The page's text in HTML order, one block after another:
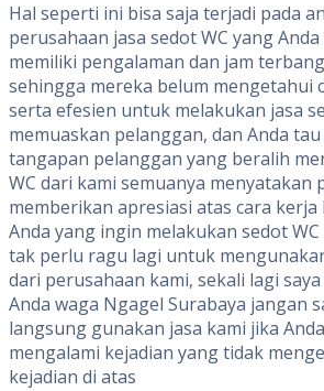
Hal seperti ini bisa saja terjadi pada
perusahaan jasa sedot WC yang
memiliki pengalaman dan jam
sehingga mereka belum mengetahui
serta efesien untuk melakukan jasa
memuaskan pelanggan, dan Anda
tangapan pelanggan yang beralih
WC dari kami semuanya menyatakan
memberikan apresiasi atas cara
Anda yang ingin melakukan sedot
tak perlu ragu lagi untuk
dari perusahaan kami, sekali lagi
Anda waga Ngagel Surabaya jangan
langsung gunakan jasa kami jika
mengalami kejadian yang tidak
kejadian di atas